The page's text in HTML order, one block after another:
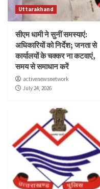
Uttarakhand
सीएम धामी ने सुनीं समस्याएं:
अधिकारियों को निर्देश; जनता से
कार्यालयों के चक्कर ना कटवाएं,
समय से समाधान करें
activenewsnetwork
July 24, 2026